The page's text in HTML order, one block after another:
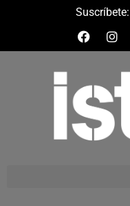
Suscríbete: